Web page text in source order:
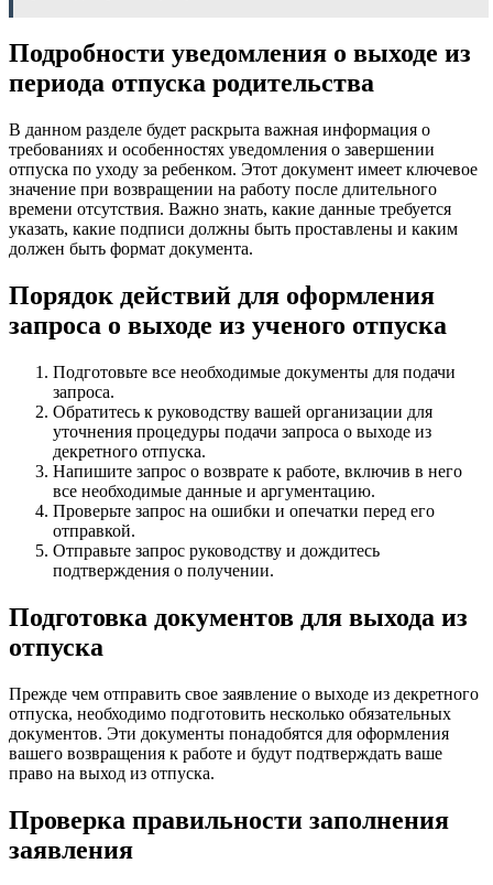
Подробности уведомления о выходе из
периода отпуска родительства
В данном разделе будет раскрыта важная информация о
требованиях и особенностях уведомления о завершении
отпуска по уходу за ребенком. Этот документ имеет ключевое
значение при возвращении на работу после длительного
времени отсутствия. Важно знать, какие данные требуется
указать, какие подписи должны быть проставлены и каким
должен быть формат документа.
Порядок действий для оформления
запроса о выходе из ученого отпуска
Подготовьте все необходимые документы для подачи
запроса.
Обратитесь к руководству вашей организации для
уточнения процедуры подачи запроса о выходе из
декретного отпуска.
Напишите запрос о возврате к работе, включив в него
все необходимые данные и аргументацию.
Проверьте запрос на ошибки и опечатки перед его
отправкой.
Отправьте запрос руководству и дождитесь
подтверждения о получении.
Подготовка документов для выхода из
отпуска
Прежде чем отправить свое заявление о выходе из декретного
отпуска, необходимо подготовить несколько обязательных
документов. Эти документы понадобятся для оформления
вашего возвращения к работе и будут подтверждать ваше
право на выход из отпуска.
Проверка правильности заполнения
заявления